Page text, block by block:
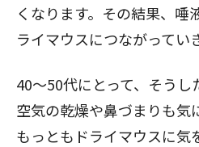
くなります。その結果、唾
ライマウスにつながってい
40～50代にとって、そうし
空気の乾燥や鼻づまりも気
もっともドライマウスに気